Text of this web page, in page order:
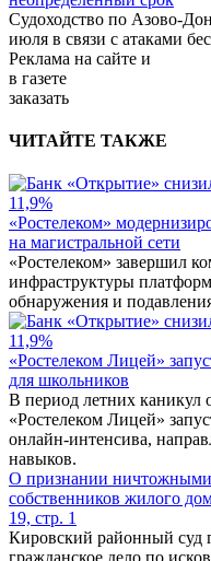
Судоходство по Азово-
июля в связи с атаками
Реклама на сайте и
в газете
заказать
ЧИТАЙТЕ ТАКЖЕ
«Ростелеком»
на магистральной сети
«Ростелеком» завершил
инфраструктуры
обнаружения и
«Ростелеком Лицей»
для школьников
В период летних каникул
«Ростелеком Лицей»
онлайн-интенсива,
навыков.
О признании ничтожными
собственников жилого
19, стр. 1
Кировский районный суд